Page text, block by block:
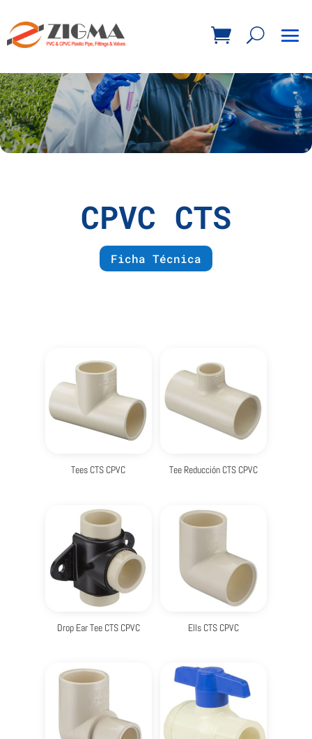
CPVC CTS
Ficha Técnica
Tees CTS CPVC Tee Reducción CTS CPVC
Drop Ear Tee CTS CPVC Ells CTS CPVC